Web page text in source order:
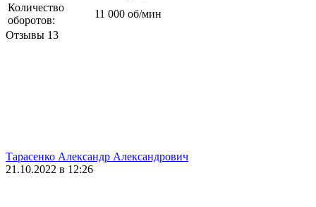
Количество
оборотов:
11 000 об/мин
Отзывы 13
Тарасенко Александр Александрович
21.10.2022 в 12:26